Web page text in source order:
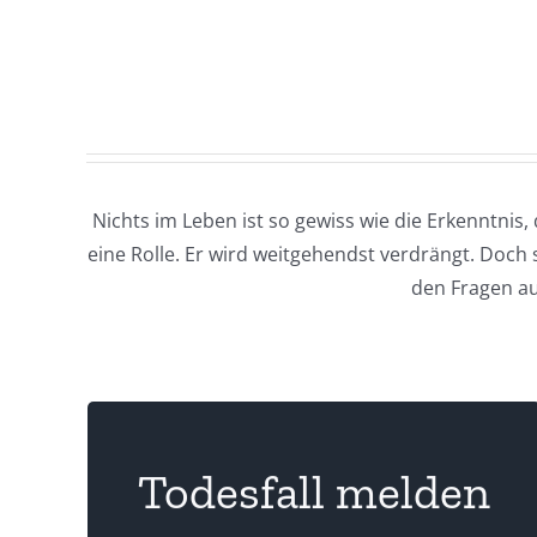
Nichts im Leben ist so gewiss wie die
eine Rolle. Er wird weitgehendst verdrängt.
den Fragen
Todesfall melden
Wird ein Bestattungsinstitut beauftragt hat
man mehr Zeit zum Trauern.